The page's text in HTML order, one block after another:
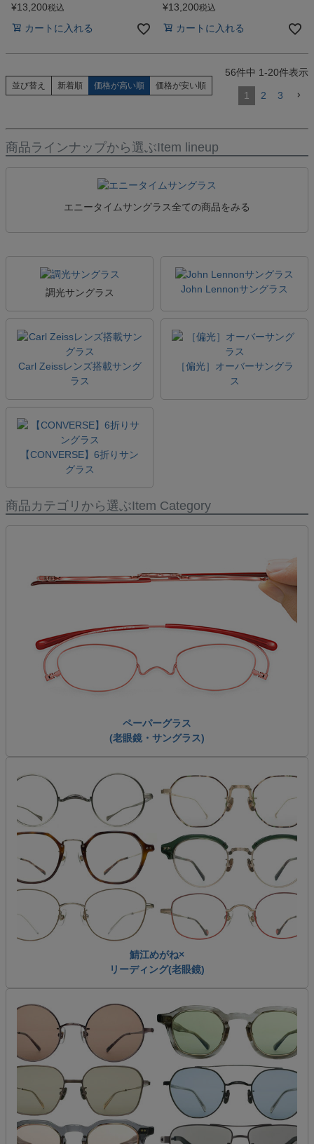
¥13,200税込
カートに入れる
¥13,200税込
カートに入れる
並び替え 新着順 価格が高い順 価格が安い順
56件中 1-20件表示
1 2 3
商品ラインナップから選ぶItem lineup
エニータイムサングラス全ての商品をみる
調光サングラス John Lennonサングラス
Carl Zeissレンズ搭載サング
ラス
［偏光］オーバーサングラ
ス
【CONVERSE】6折りサン
グラス
商品カテゴリから選ぶItem Category
ペーパーグラス
(老眼鏡・サングラス)
鯖江めがね×
リーディング(老眼鏡)